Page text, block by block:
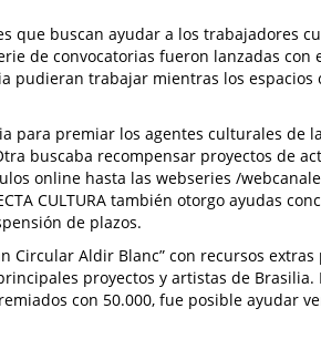
que buscan ayudar a los trabajadores
de convocatorias fueron lanzadas
pudieran trabajar mientras los espacios
para premiar los agentes culturales de
buscaba recompensar proyectos de
online hasta las webseries /
CULTURA también otorgo ayudas
de plazos.
Circular Aldir Blanc” con recursos
proyectos y artistas de Brasilia.
con 50.000, fue posible ayudar